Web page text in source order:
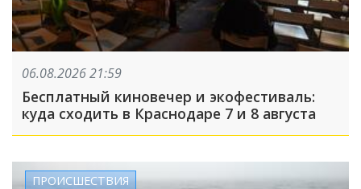
06.08.2026 21:59
Бесплатный киновечер и экофестиваль:
куда сходить в Краснодаре 7 и 8 августа
ПРОИСШЕСТВИЯ